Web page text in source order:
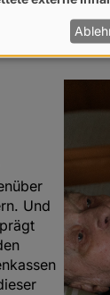
Und